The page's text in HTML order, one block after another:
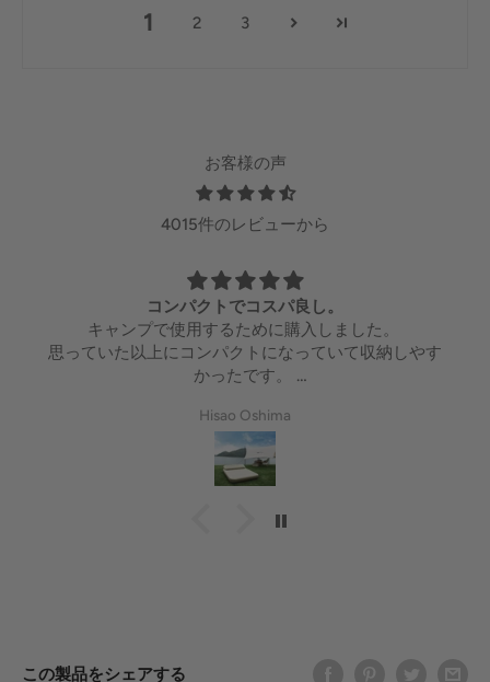
1 2 3
お客様の声
4015件のレビューから
期待以上
驚きました。
値段も安く、期待はしてなかったのですが、寝た感じ
も悪くなく、一晩や二晩なら問題なく快適に使えそう
ので収納も邪魔にならず◎防災用にも持っておきたか
ったので、いい商品を購入できてよかったです！
Seiichiro Yoshimura
この製品をシェアする